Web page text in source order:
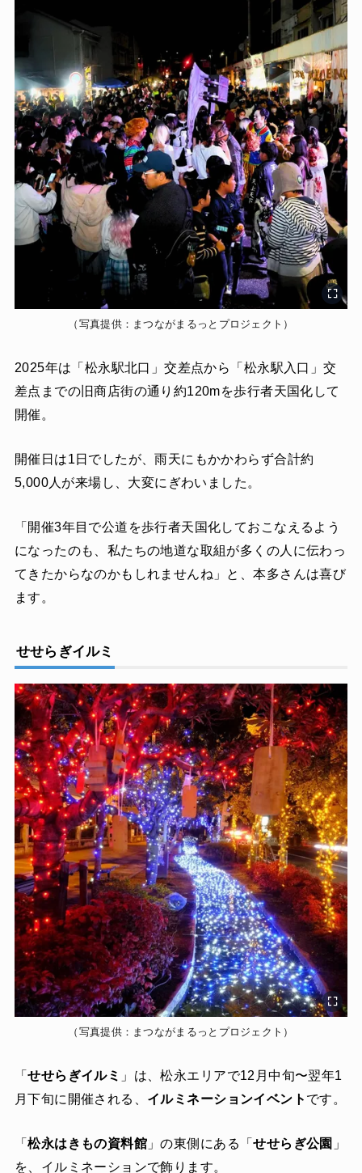
（写真提供：まつながまるっとプロジェクト）
2025年は「松永駅北口」交差点から「松永駅入口」交
差点までの旧商店街の通り約120mを歩行者天国化して
開催。
開催日は1日でしたが、雨天にもかかわらず合計約
5,000人が来場し、大変にぎわいました。
「開催3年目で公道を歩行者天国化しておこなえるよう
になったのも、私たちの地道な取組が多くの人に伝わっ
てきたからなのかもしれませんね」と、本多さんは喜び
ます。
せせらぎイルミ
（写真提供：まつながまるっとプロジェクト）
「せせらぎイルミ 」は、松永エリアで12月中旬〜翌年1
月下旬に開催される、 イルミネーションイベント です。
「松永はきもの資料館 」の東側にある「せせらぎ公園 」
を、イルミネーションで飾ります。